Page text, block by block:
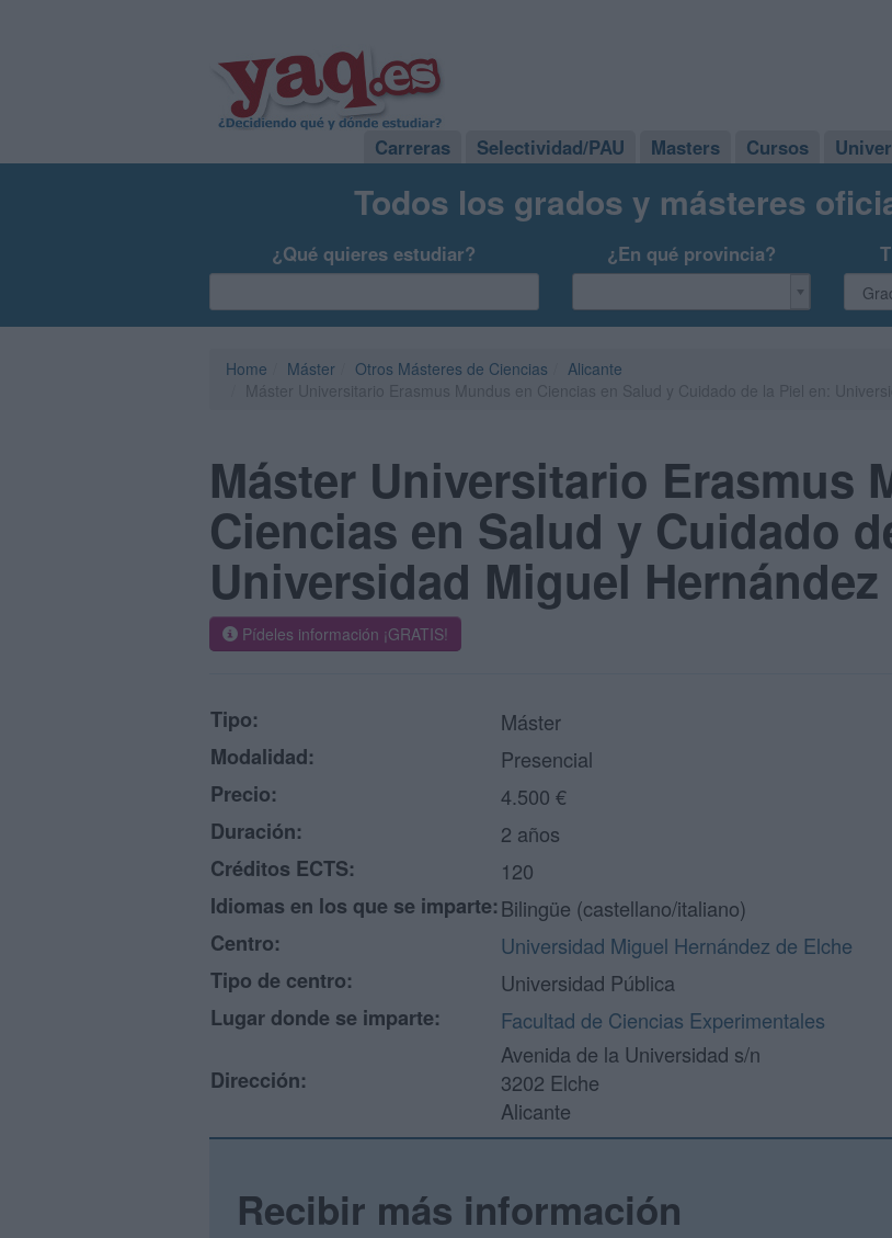
Carreras Selectividad/PAU Masters Cursos
Todos los grados y másteres
¿Qué quieres estudiar? ¿En qué provincia?
Home Máster Otros Másteres de Ciencias
Alicante
Máster Universitario Erasmus
Ciencias en Salud y Cuidado
Universidad Miguel
Pídeles información ¡GRATIS!
Tipo:
Máster
Modalidad:
Presencial
Precio:
4.500 €
Duración:
2 años
Créditos ECTS:
120
Idiomas en los que se imparte:Bilingüe (castellano/italiano)
Centro:
Universidad Miguel Hernández de Elche
Tipo de centro:
Universidad Pública
Lugar donde se imparte:
Facultad de Ciencias Experimentales
Dirección:
Avenida de la Universidad s/n
3202 Elche
Alicante
Recibir más información